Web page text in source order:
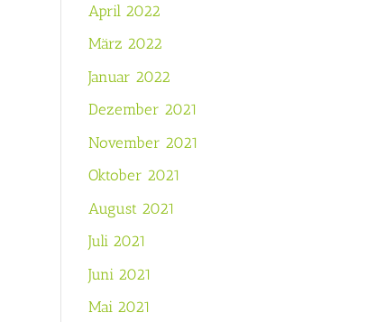
April 2022
März 2022
Januar 2022
Dezember 2021
November 2021
Oktober 2021
August 2021
Juli 2021
Juni 2021
Mai 2021